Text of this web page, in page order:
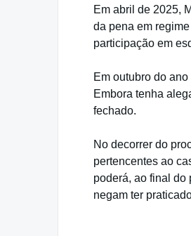
Em abril de 2025,
da pena em
participação em
Em outubro do
Embora tenha
fechado.
No decorrer do
pertencentes ao
poderá, ao final do
negam ter